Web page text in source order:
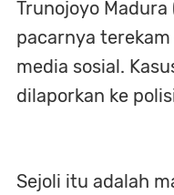
Trunojoyo
pacarnya
media sosial.
dilaporkan ke
Sejoli itu adalah